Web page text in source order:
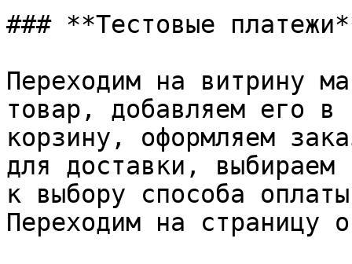
### **Тестовые
Переходим на витрину
товар, добавляем его в
корзину, оформляем
для доставки, выбираем
к выбору способа
Переходим на страницу